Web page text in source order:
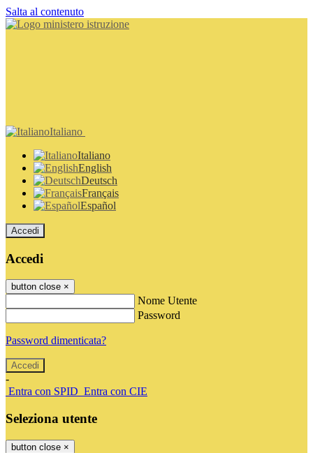
Salta al contenuto
Italiano
Italiano
English
Deutsch
Français
Español
Accedi
Accedi
button close ×
Nome Utente
Password
Password dimenticata?
-
Entra con SPID Entra con CIE
Seleziona utente
button close ×